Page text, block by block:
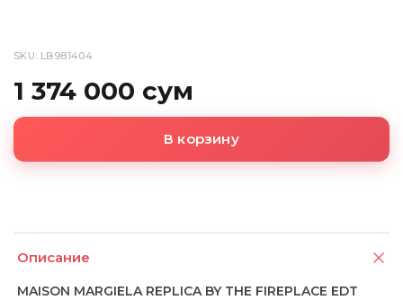
SKU: LB981404
1 374 000 сум
В корзину
Описание
MAISON MARGIELA REPLICA BY THE FIREPLACE EDT